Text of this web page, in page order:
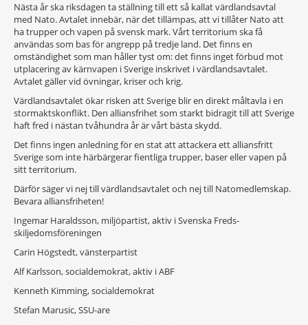
Nästa år ska riksdagen ta ställning till ett så kallat värdlandsavtal
med Nato. Avtalet innebär, när det tillämpas, att vi tillåter Nato att
ha trupper och vapen på svensk mark. Vårt territorium ska få
användas som bas för angrepp på tredje land. Det finns en
omständighet som man håller tyst om: det finns inget förbud mot
utplacering av kärnvapen i Sverige inskrivet i värdlandsavtalet.
Avtalet gäller vid övningar, kriser och krig.
Värdlandsavtalet ökar risken att Sverige blir en direkt måltavla i en
stormaktskonflikt. Den alliansfrihet som starkt bidragit till att Sverige
haft fred i nästan tvåhundra år är vårt bästa skydd.
Det finns ingen anledning för en stat att attackera ett alliansfritt
Sverige som inte härbärgerar fientliga trupper, baser eller vapen på
sitt territorium.
Därför säger vi nej till värdlandsavtalet och nej till Natomedlemskap.
Bevara alliansfriheten!
Ingemar Haraldsson, miljöpartist, aktiv i Svenska Freds-
skiljedomsföreningen
Carin Högstedt, vänsterpartist
Alf Karlsson, socialdemokrat, aktiv i ABF
Kenneth Kimming, socialdemokrat
Stefan Marusic, SSU-are